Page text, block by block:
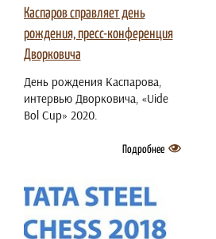
Каспаров справляет день
рождения, пресс-конференция
Дворковича
День рождения Каспарова,
интервью Дворковича, «Uide
Bol Cup» 2020.
Подробнее